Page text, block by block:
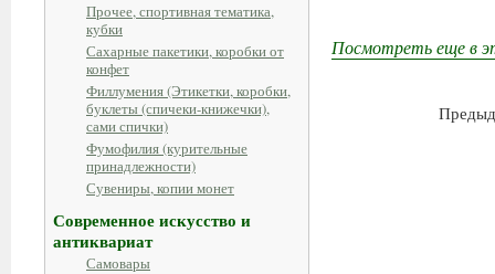
Прочее, спортивная тематика,
кубки
Сахарные пакетики, коробки от
конфет
Филлумения (Этикетки, коробки,
буклеты (спичеки-книжечки),
сами спички)
Фумофилия (курительные
принадлежности)
Сувениры, копии монет
Современное искусство и
антиквариат
Самовары
Посмотреть еще в